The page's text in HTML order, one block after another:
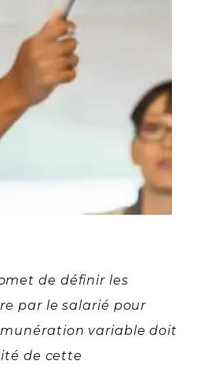
de définir les
par le salarié pour
variable doit
de cette